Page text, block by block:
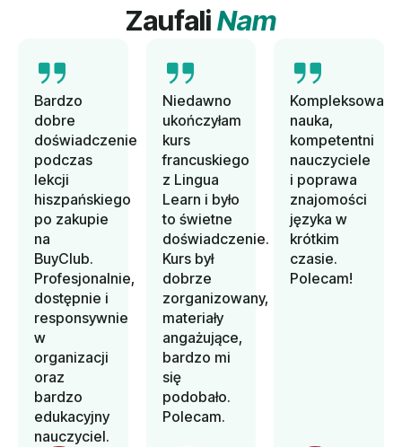
ZaufaliNam
Bardzo
dobre
doświadczenie
podczas
lekcji
hiszpańskiego
po zakupie
na
BuyClub.
Profesjonalnie,
dostępnie i
responsywnie
w
organizacji
oraz
bardzo
edukacyjny
nauczyciel.
Niedawno
ukończyłam
kurs
francuskiego
z Lingua
Learn i było
to świetne
doświadczenie.
Kurs był
dobrze
zorganizowany,
materiały
angażujące,
bardzo mi
się
podobało.
Polecam.
Kompleksowa
nauka,
kompetentni
nauczyciele
i poprawa
znajomości
języka w
krótkim
czasie.
Polecam!